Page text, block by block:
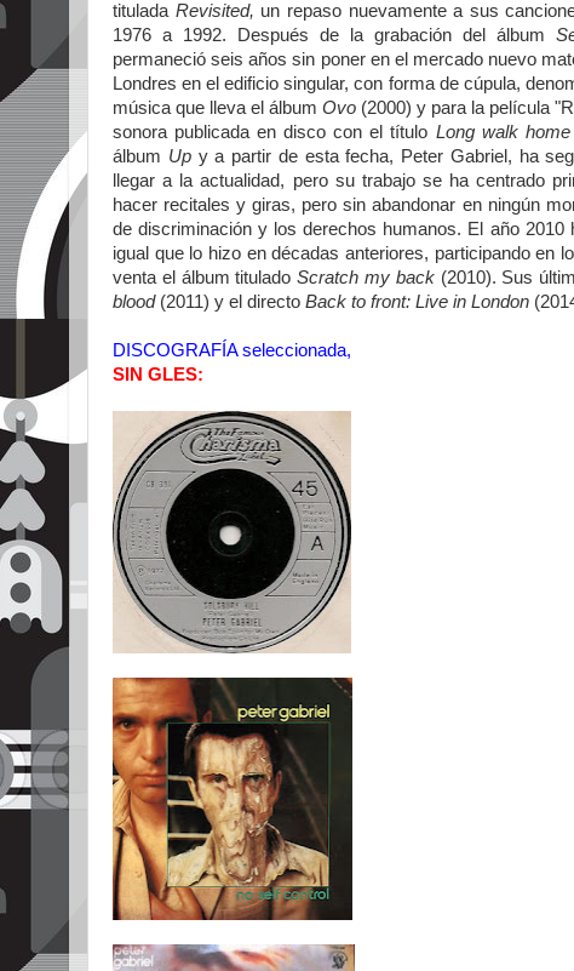
titulada Revisited, un repaso nuevamente a sus
1976 a 1992. Después de la grabación del álbum
permaneció seis años sin poner en el mercado nuevo
Londres en el edificio singular, con forma de cúpula,
música que lleva el álbumOvo (2000) y para la película
sonora publicada en disco con el título Long walk home
álbum Up y a partir de esta fecha, Peter Gabriel, ha
llegar a la actualidad, pero su trabajo se ha centrado
hacer recitales y giras, pero sin abandonar en ningún
de discriminación y los derechos humanos. El año 2010
igual que lo hizo en décadas anteriores, participando
venta el álbum tituladoScratch my back(2010). Sus
blood (2011) y el directo Back to front: Live in London
DISCOGRAFÍA seleccionada,
SIN GLES: